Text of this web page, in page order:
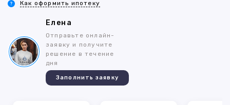
Как оформить ипотеку
Елена
Отправьте онлайн-
заявку и получите
решение в течение
дня
Заполнить заявку